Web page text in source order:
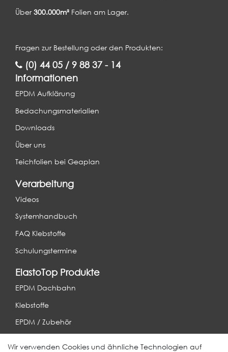
Über300.000m² Folien am Lager.
Fragen zur Bestellung oder den Produkten:
(0) 44 05 / 9 88 37 - 14
Informationen
EPDM Aufklärung
Bedachungsmaterialien
Downloads
Über uns
Teichfolien bei Geaplan
Verarbeitung
Videos
Systemhandbuch
FAQ Klebstoffe
Schulungstermine
ElastoTop Produkte
EPDM Dachbahn
Klebstoffe
EPDM / Zubehör
Wir verwenden Cookies und ähnliche Technologien auf